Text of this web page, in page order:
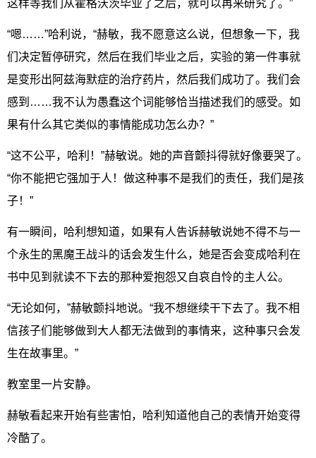
这样等我们从霍格沃茨毕业了之后，就可以再来研究了。”
“嗯……”哈利说，“赫敏，我不愿意这么说，但想象一下，我
们决定暂停研究，然后在我们毕业之后，实验的第一件事就
是变形出阿兹海默症的治疗药片，然后我们成功了。我们会
感到……我不认为愚蠢这个词能够恰当描述我们的感受。如
果有什么其它类似的事情能成功怎么办？”
“这不公平，哈利！”赫敏说。她的声音颤抖得就好像要哭了。
“你不能把它强加于人！做这种事不是我们的责任，我们是孩
子！”
有一瞬间，哈利想知道，如果有人告诉赫敏说她不得不与一
个永生的黑魔王战斗的话会发生什么，她是否会变成哈利在
书中见到就读不下去的那种爱抱怨又自哀自怜的主人公。
“无论如何，”赫敏颤抖地说。“我不想继续干下去了。我不相
信孩子们能够做到大人都无法做到的事情来，这种事只会发
生在故事里。”
教室里一片安静。
赫敏看起来开始有些害怕，哈利知道他自己的表情开始变得
冷酷了。